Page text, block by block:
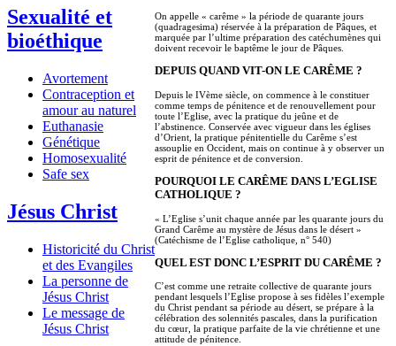
Sexualité et
bioéthique
Avortement
Contraception et
amour au naturel
Euthanasie
Génétique
Homosexualité
Safe sex
Jésus Christ
Historicité du Christ
et des Evangiles
La personne de
Jésus Christ
Le message de
Jésus Christ
On appelle « carême » la période de quarante jours
(quadragesima) réservée à la préparation de Pâques, et
marquée par l’ultime préparation des catéchumènes qui
doivent recevoir le baptême le jour de Pâques.
DEPUIS QUAND VIT-ON LE CARÊME ?
Depuis le IVème siècle, on commence à le constituer
comme temps de pénitence et de renouvellement pour
toute l’Eglise, avec la pratique du jeûne et de
l’abstinence. Conservée avec vigueur dans les églises
d’Orient, la pratique pénitentielle du Carême s’est
assouplie en Occident, mais on continue à y observer un
esprit de pénitence et de conversion.
POURQUOI LE CARÊME DANS L’EGLISE
CATHOLIQUE ?
« L’Eglise s’unit chaque année par les quarante jours du
Grand Carême au mystère de Jésus dans le désert »
(Catéchisme de l’Eglise catholique, n° 540)
QUEL EST DONC L’ESPRIT DU CARÊME ?
C’est comme une retraite collective de quarante jours
pendant lesquels l’Eglise propose à ses fidèles l’exemple
du Christ pendant sa période au désert, se prépare à la
célébration des solennités pascales, dans la purification
du cœur, la pratique parfaite de la vie chrétienne et une
attitude de pénitence.